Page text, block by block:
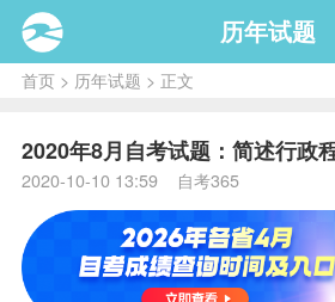
历年试题
首页> 历年试题 > 正文
2020年8月自考试题：简述行政
2020-10-10 13:59 自考365